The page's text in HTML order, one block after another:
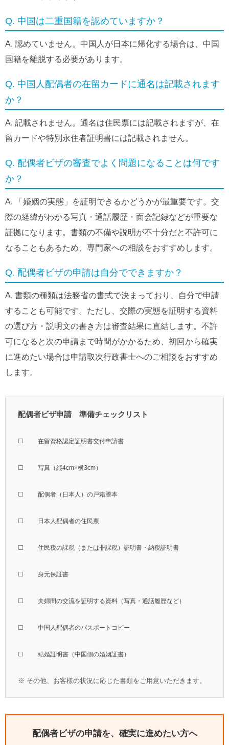
Q. 中国は二重国籍を認めていますか？
A. 認めていません。中国人が日本に帰化する場合は、中国
国籍を離脱する必要があります。
Q. 中国人配偶者の在留カードに通名は記載されます
か？
A. 記載されません。通名は住民票には記載されますが、在
留カードや特別永住者証明書には記載されません。
Q. 配偶者ビザの審査でよく問題になることは何です
か？
A. 「婚姻の実態」を証明できるかどうかが最重要です。交
際の経緯がわかる写真・通話履歴・面会記録などが重要な
証拠になります。書類の不備や説明が不十分だと不許可に
なることもあるため、専門家への相談をおすすめします。
Q. 配偶者ビザの申請は自分でできますか？
A. 書類の種類は法務省の書式で決まっており、自分で申請
することも可能です。ただし、交際の実態を証明する資料
の選び方・説明文の書き方は審査結果に直結します。不許
可になると次の申請まで時間がかかるため、初回から確実
に進めたい場合は申請取次行政書士へのご相談をおすすめ
します。
配偶者ビザ申請 準備チェックリスト
☐ 在留資格認定証明書交付申請書
☐ 写真（縦4cm×横3cm）
☐ 配偶者（日本人）の戸籍謄本
☐ 日本人配偶者の住民票
☐ 住民税の課税（または非課税）証明書・納税証明書
☐ 身元保証書
☐ 夫婦間の交流を証明する資料（写真・通話履歴など）
☐ 中国人配偶者のパスポートコピー
☐ 結婚証明書（中国側の婚姻証書）
※ その他、お客様の状況に応じた書類をご用意いただきます。
配偶者ビザの申請を、確実に進めたい方へ